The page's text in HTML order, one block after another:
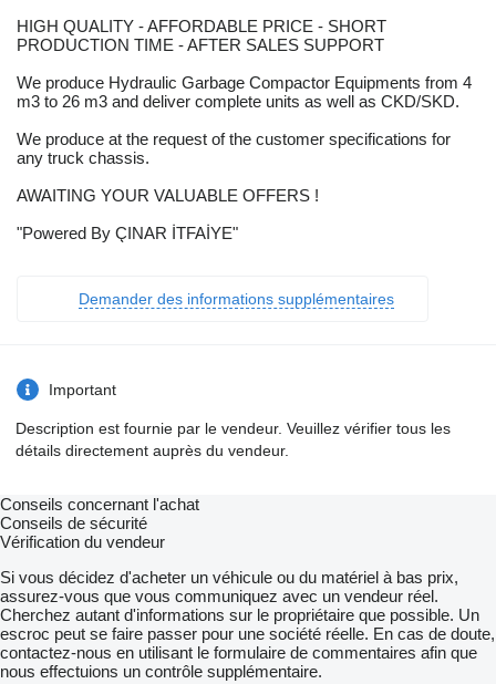
HIGH QUALITY - AFFORDABLE PRICE - SHORT
PRODUCTION TIME - AFTER SALES SUPPORT
We produce Hydraulic Garbage Compactor Equipments from 4
m3 to 26 m3 and deliver complete units as well as CKD/SKD.
We produce at the request of the customer specifications for
any truck chassis.
AWAITING YOUR VALUABLE OFFERS !
"Powered By ÇINAR İTFAİYE"
Demander des informations supplémentaires
Important
Description est fournie par le vendeur. Veuillez vérifier tous les
détails directement auprès du vendeur.
Conseils concernant l'achat
Conseils de sécurité
Vérification du vendeur
Si vous décidez d'acheter un véhicule ou du matériel à bas prix,
assurez-vous que vous communiquez avec un vendeur réel.
Cherchez autant d'informations sur le propriétaire que possible. Un
escroc peut se faire passer pour une société réelle. En cas de doute,
contactez-nous en utilisant le formulaire de commentaires afin que
nous effectuions un contrôle supplémentaire.